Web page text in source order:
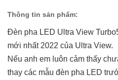
Thông tin sản phẩm:
Đèn pha LED Ultra View
mới nhất 2022 của Ultra View.
Nếu anh em luôn cảm thấy
thay các mẫu đèn pha LED